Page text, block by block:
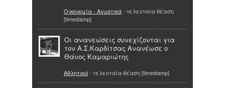
Οικονομία - Αγροτικά- τελευταία θέαση
[timestamp]
Οι ανανεώσεις συνεχίζονται για
τον Α.Σ.Καρδίτσας Ανανέωσε ο
Θάνος Καμαριώτης
Αθλητικά- τελευταία θέαση [timestamp]